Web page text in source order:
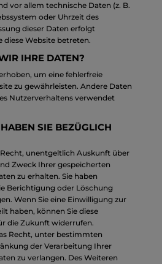
vor allem technische Daten (z. B.
oder Uhrzeit des
dieser Daten erfolgt
diese Website betreten.
IHRE DATEN?
um eine fehlerfreie
zu gewährleisten. Andere Daten
Nutzerverhaltens verwendet
SIE BEZÜGLICH
unentgeltlich Auskunft über
Zweck Ihrer gespeicherten
zu erhalten. Sie haben
Berichtigung oder Löschung
Wenn Sie eine Einwilligung zur
haben, können Sie diese
die Zukunft widerrufen.
Recht, unter bestimmten
der Verarbeitung Ihrer
zu verlangen. Des Weiteren